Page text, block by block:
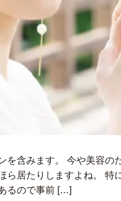
含みます。 今や美容の
ら居たりしますよね。 特
るので事前 […]